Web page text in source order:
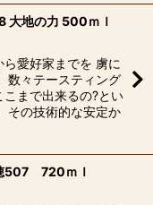
大地の力 500ｍｌ
愛好家までを 虜に
数々テースティング
こまで出来るの?とい
その技術的な安定か
507 720ｍｌ